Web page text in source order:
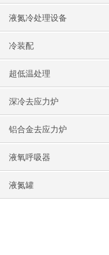
液氮冷处理设备
冷装配
超低温处理
深冷去应力炉
铝合金去应力炉
液氧呼吸器
液氮罐